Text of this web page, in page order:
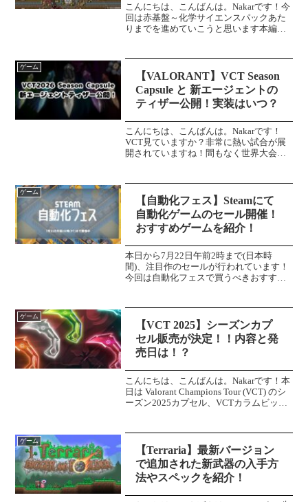
こんにちは、こんばんは。Nakarです！今
回は赤基盤～化学サイエンスパックあた
りまでを進めていこうと思います本編赤
必要になります。発展基盤の組立機と銅
線の組立機は６...
ゲーム
【VALORANT】VCT Season
Capsule と 新エージェントの
ティザー公開！実装はいつ？
こんにちは、こんばんは。Nakarです！
VCT見ていますか？非常に熱い試合が展
開されていますね！間もなく世界大会へ
ント (新キャラクター) のティザー映像が
公開されてい...
ゲーム
【自動化フェス】Steamにて
自動化ゲームのセール開催！
おすすめゲームを紹介！
本日から7月22日午前2時まで(日本時
間)、注目作のセールが行われています！
今回は自動化フェスで買うべきおすすめ
掘し、工場を自動化していくシミュレー
ション...
ゲーム
【VCT 2025】シーズンカプ
セル販売が決定！！内容と発
売日は！？
こんにちは、こんばんは。Nakarです！本
日は Valorant Champions Tour (VCT) のシ
ーズン2025カプセル、VCTカラムビット
＼VCT202...
ゲーム
【Terraria】最新バージョン
で追加された新武器の入手方
法やスペックを紹介！